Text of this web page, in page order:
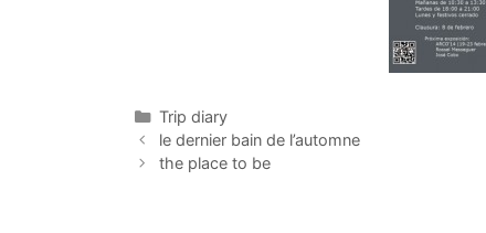
Categorías
Trip diary
le dernier bain de l’automne
the place to be